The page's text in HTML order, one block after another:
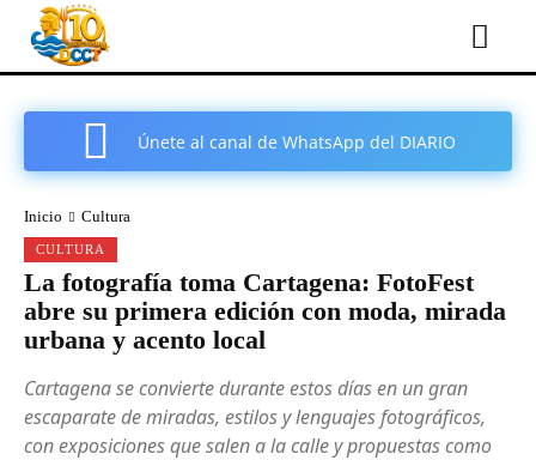
Únete al canal de WhatsApp del DIARIO
Inicio Cultura
CULTURA
La fotografía toma Cartagena: FotoFest
abre su primera edición con moda, mirada
urbana y acento local
Cartagena se convierte durante estos días en un gran
escaparate de miradas, estilos y lenguajes fotográficos,
con exposiciones que salen a la calle y propuestas como